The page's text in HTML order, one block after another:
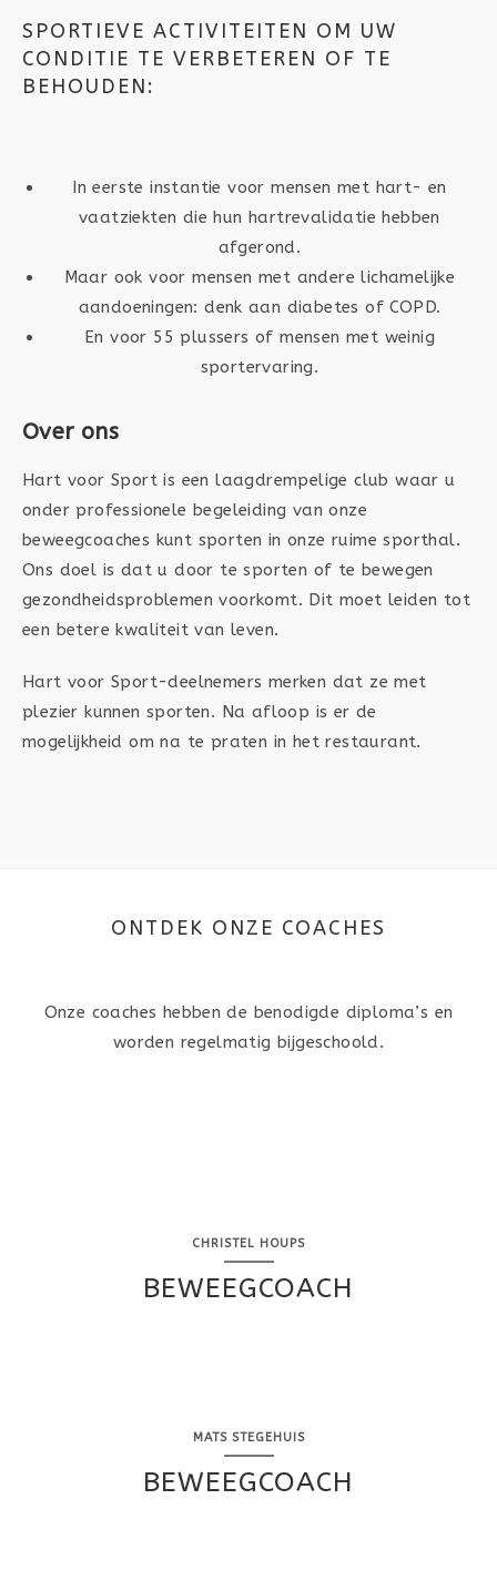
SPORTIEVE ACTIVITEITEN OM UW
CONDITIE TE VERBETEREN OF TE
BEHOUDEN:
In eerste instantie voor mensen met hart- en
vaatziekten die hun hartrevalidatie hebben
afgerond.
Maar ook voor mensen met andere lichamelijke
aandoeningen: denk aan diabetes of COPD.
En voor 55 plussers of mensen met weinig
sportervaring.
Over ons
Hart voor Sport is een laagdrempelige club waar u
onder professionele begeleiding van onze
beweegcoaches kunt sporten in onze ruime sporthal.
Ons doel is dat u door te sporten of te bewegen
gezondheidsproblemen voorkomt. Dit moet leiden tot
een betere kwaliteit van leven.
Hart voor Sport-deelnemers merken dat ze met
plezier kunnen sporten. Na afloop is er de
mogelijkheid om na te praten in het restaurant.
ONTDEK ONZE COACHES
Onze coaches hebben de benodigde diploma’s en
worden regelmatig bijgeschoold.
CHRISTEL HOUPS
BEWEEGCOACH
MATS STEGEHUIS
BEWEEGCOACH